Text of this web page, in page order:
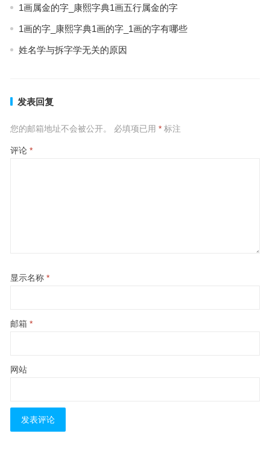
1画属金的字_康熙字典1画五行属金的字
1画的字_康熙字典1画的字_1画的字有哪些
姓名学与拆字学无关的原因
发表回复
您的邮箱地址不会被公开。 必填项已用 *标注
评论 *
显示名称 *
邮箱 *
网站